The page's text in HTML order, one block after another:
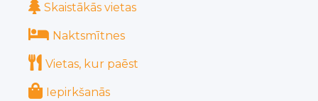
Skaistākās vietas
Naktsmītnes
Vietas, kur paēst
Iepirkšanās